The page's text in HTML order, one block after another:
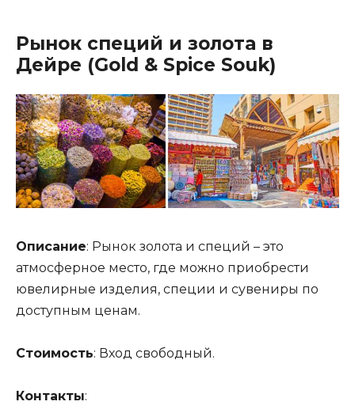
Рынок специй и золота в
Дейре (Gold & Spice Souk)
Описание: Рынок золота и специй – это
атмосферное место, где можно приобрести
ювелирные изделия, специи и сувениры по
доступным ценам.
Стоимость: Вход свободный.
Контакты: